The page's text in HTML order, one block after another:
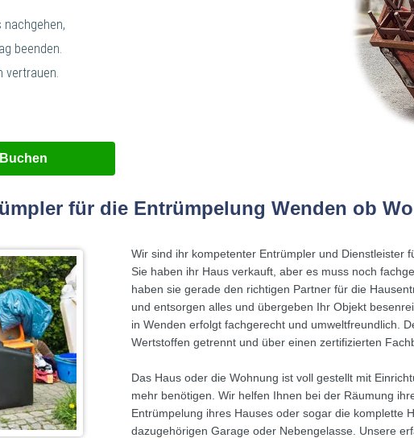
beenden.
vertrauen.
für die Entrümpelung Wenden ob
Wir sind ihr kompetenter Entrümpler und Dienstleister
Sie haben ihr Haus verkauft, aber es muss noch
haben sie gerade den richtigen Partner für die
und entsorgen alles und übergeben Ihr Objekt
in Wenden erfolgt fachgerecht und umweltfreundlich.
Wertstoffen getrennt und über einen zertifizierten
Das Haus oder die Wohnung ist voll gestellt mit
mehr benötigen. Wir helfen Ihnen bei der Räumung
Entrümpelung ihres Hauses oder sogar die komplette
dazugehörigen Garage oder Nebengelasse. Unsere